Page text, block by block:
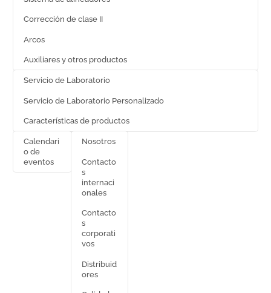
Corrección de clase II
Arcos
Auxiliares y otros productos
Servicio de Laboratorio
Servicio de Laboratorio Personalizado
Características de productos
Calendari
o de
eventos
Nosotros
Contacto
s
internaci
onales
Contacto
s
corporati
vos
Distribuid
ores